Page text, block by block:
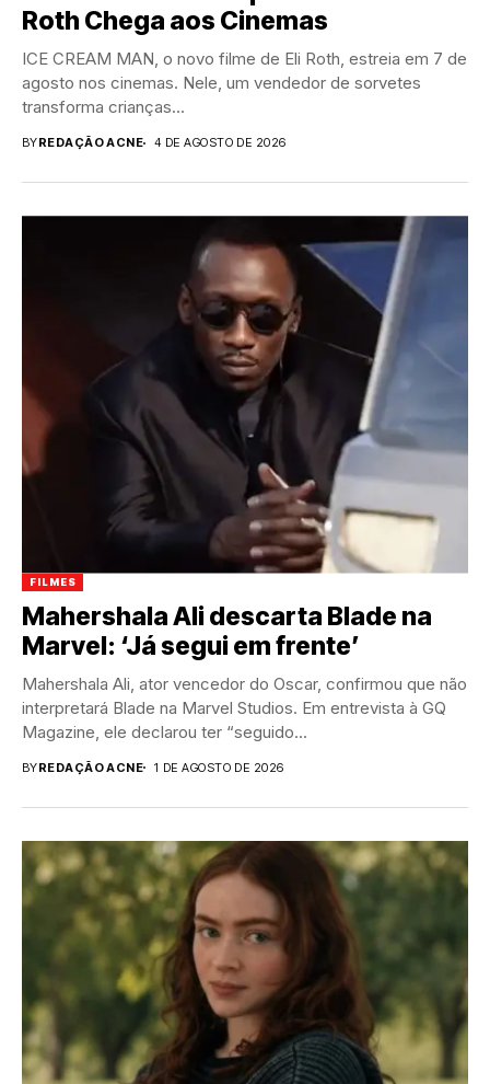
Roth Chega aos Cinemas
ICE CREAM MAN, o novo filme de Eli Roth, estreia em 7 de
agosto nos cinemas. Nele, um vendedor de sorvetes
transforma crianças...
BYREDAÇÃO ACNE 4 DE AGOSTO DE 2026
FILMES
Mahershala Ali descarta Blade na
Marvel: ‘Já segui em frente’
Mahershala Ali, ator vencedor do Oscar, confirmou que não
interpretará Blade na Marvel Studios. Em entrevista à GQ
Magazine, ele declarou ter “seguido...
BYREDAÇÃO ACNE 1 DE AGOSTO DE 2026